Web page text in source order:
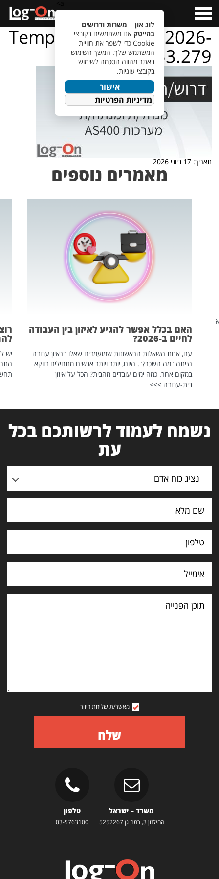
Menu
TempletJobsWeb – 2026-
06-17T082853.279
תאריך: 17 ביוני 2026
מאמרים נוספים
האם בכלל אפשר להגיע לאיזון בין העבודה
לחיים ב-2026?
עם, אחת השאלות הראשונות שמועמדים שאלו בראיון עבודה
הייתה "מה השכר?". היום, יותר ויותר אנשים מתחילים דווקא
במקום אחר. כמה ימים עובדים מהבית? הכל על איזון
בית-עבודה >>>
יש
נשמח לעמוד לרשותכם בכל
עת
נציג כוח אדם
תוכן
הפנייה
מאשר/ת שליחת דיוור
שלח
משרד – ישראל
החילזון 3, רמת גן 5252267
טלפון
03-5763100
לוג און | משרות ודרושים
בהייטק אנו משתמשים בקובצי
Cookie כדי לשפר את חוויית
המשתמש שלך. המשך השימוש
באתר מהווה הסכמה לשימוש
בקובצי עוגיות.
אישור
מדיניות הפרטיות